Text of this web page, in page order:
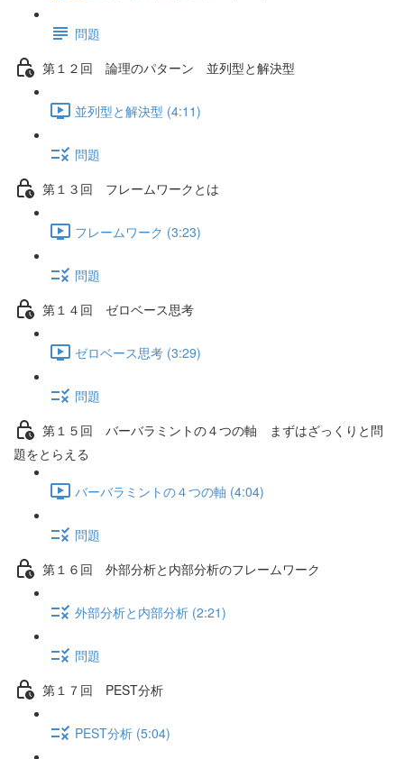
問題
第１２回 論理のパターン 並列型と解決型
並列型と解決型 (4:11)
問題
第１３回 フレームワークとは
フレームワーク (3:23)
問題
第１４回 ゼロベース思考
ゼロベース思考 (3:29)
問題
第１５回 バーバラミントの４つの軸 まずはざっくりと問
題をとらえる
バーバラミントの４つの軸 (4:04)
問題
第１６回 外部分析と内部分析のフレームワーク
外部分析と内部分析 (2:21)
問題
第１７回 PEST分析
PEST分析 (5:04)